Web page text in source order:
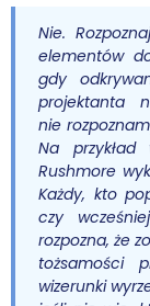
Nie.
elementów
gdy
projektanta
nie
Na
Rushmore
Każdy, kto
czy
rozpozna, że
tożsamości
wizerunki